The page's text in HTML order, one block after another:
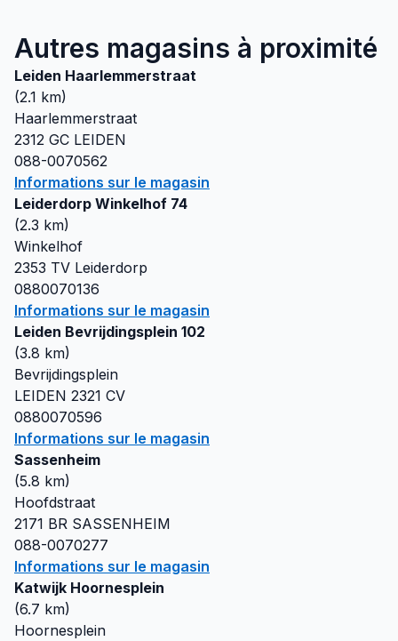
Autres magasins à proximité
Leiden Haarlemmerstraat
(2.1 km)
Haarlemmerstraat
2312 GC LEIDEN
088-0070562
Informations sur le magasin
Leiderdorp Winkelhof 74
(2.3 km)
Winkelhof
2353 TV Leiderdorp
0880070136
Informations sur le magasin
Leiden Bevrijdingsplein 102
(3.8 km)
Bevrijdingsplein
LEIDEN 2321 CV
0880070596
Informations sur le magasin
Sassenheim
(5.8 km)
Hoofdstraat
2171 BR SASSENHEIM
088-0070277
Informations sur le magasin
Katwijk Hoornesplein
(6.7 km)
Hoornesplein